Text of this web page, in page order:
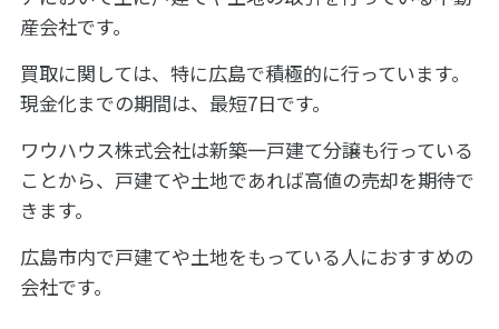
産会社です。
買取に関しては、特に広島で積極的に行っています。
現金化までの期間は、最短7日です。
ワウハウス株式会社は新築一戸建て分譲も行っている
ことから、戸建てや土地であれば高値の売却を期待で
きます。
広島市内で戸建てや土地をもっている人におすすめの
会社です。